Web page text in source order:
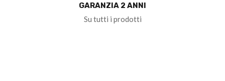
GARANZIA 2 ANNI
Su tutti i prodotti